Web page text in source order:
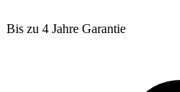
Bis zu 4 Jahre Garantie